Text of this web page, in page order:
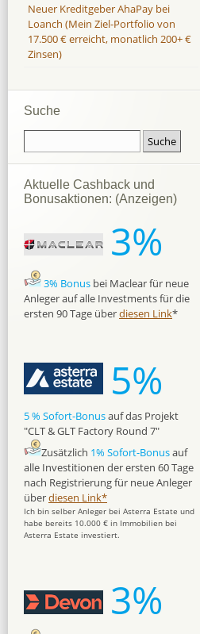
Neuer Kreditgeber AhaPay bei
Loanch (Mein Ziel-Portfolio von
17.500 € erreicht, monatlich 200+ €
Zinsen)
Suche
Aktuelle Cashback und
Bonusaktionen: (Anzeigen)
3%
3% Bonus bei Maclear für neue
Anleger auf alle Investments für die
ersten 90 Tage überdiesen Link*
5%
5 % Sofort-Bonusauf das Projekt
"CLT & GLT Factory Round 7"
Zusätzlich 1% Sofort-Bonusauf
alle Investitionen der ersten 60 Tage
nach Registrierung für neue Anleger
überdiesen Link*
Ich bin selber Anleger bei Asterra Estate und
habe bereits 10.000 € in Immobilien bei
Asterra Estate investiert.
3%